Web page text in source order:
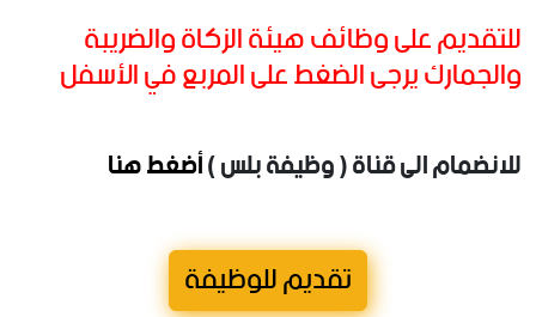
للتقديم على وظائف هيئة الزكاة والضريبة
والجمارك يرجى الضغط على المربع في الأسفل
للانضمام الى قناة ( وظيفة بلس )أضغط هنا
تقديم للوظيفة